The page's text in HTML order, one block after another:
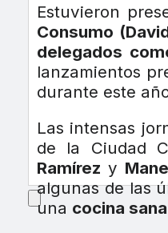
Estuvieron
Consumo
delegados
lanzamientos
durante este
Las intensas
de la Ciudad
Ramírez y
algunas de las
una cocina sana